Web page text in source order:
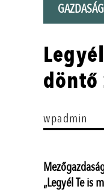
GAZDASÁG
wpadmin
„Legyél Te is